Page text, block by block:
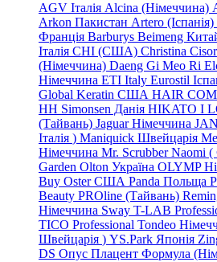
AGV Італія Alcina (Німеччина)
Arkon Пакистан Artero (Іспанія)
Франція Barburys Beimeng
Італія CHI (США) Christina
(Німеччина) Daeng Gi Meo Ri
Німеччина ETI Italy Eurostil
Global Keratin США HAIR
HH Simonsen Данія HIKATO I
(Тайвань) Jaguar Німеччина
Італія ) Maniquick Швейцарія
Німеччина Mr. Scrubber Naomi (
Garden Olton Україна OLYMP
Buy Oster США Panda Польща
Beauty PROline (Тайвань)
Німеччина Sway T-LAB
TICO Professional Tondeo
Швейцарія ) YS.Park Японія
DS Опус Плацент Формула